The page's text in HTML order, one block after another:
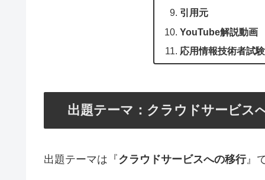
引用元
YouTube解説動画
応用情報技術者試
出題テーマ：クラウドサービス
出題テーマは『クラウドサービスへの移行』